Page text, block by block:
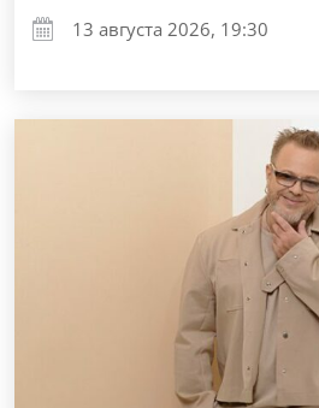
13 августа 2026, 19:30